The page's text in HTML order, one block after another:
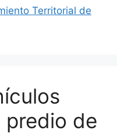
Territorial de
de